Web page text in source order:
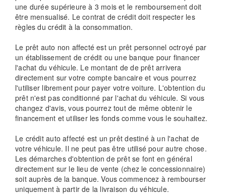
une durée supérieure à 3 mois et le remboursement doit
être mensualisé. Le contrat de crédit doit respecter les
règles du crédit à la consommation.
Le prêt auto non affecté est un prêt personnel octroyé par
un établissement de crédit ou une banque pour financer
l'achat du véhicule. Le montant de de prêt arrivera
directement sur votre compte bancaire et vous pourrez
l'utiliser librement pour payer votre voiture. L'obtention du
prêt n'est pas conditionné par l'achat du véhicule. Si vous
changez d'avis, vous pourrez tout de même obtenir le
financement et utiliser les fonds comme vous le souhaitez.
Le crédit auto affecté est un prêt destiné à un l'achat de
votre véhicule. Il ne peut pas être utilisé pour autre chose.
Les démarches d'obtention de prêt se font en général
directement sur le lieu de vente (chez le concessionnaire)
soit auprès de la banque. Vous commencez à rembourser
uniquement à partir de la livraison du véhicule.